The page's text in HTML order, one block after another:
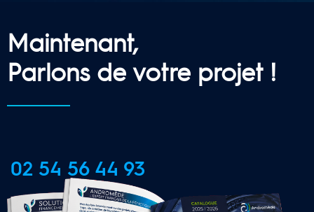
Maintenant,
Parlons de votre projet !
02 54 56 44 93